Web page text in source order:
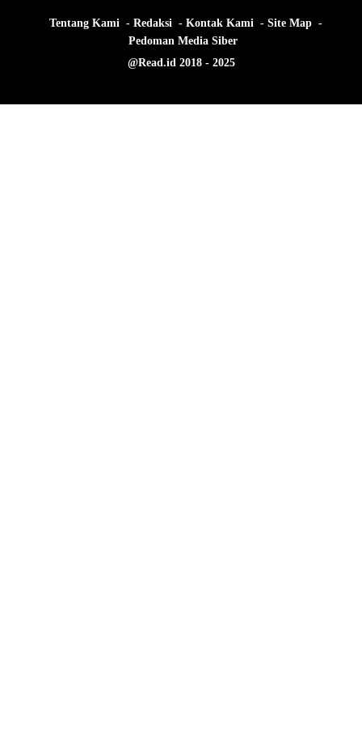
Tentang Kami Redaksi Kontak Kami
Site Map
Pedoman Media Siber
@Read.id 2018 - 2025